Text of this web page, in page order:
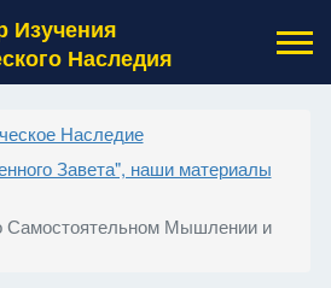
Изучения
Наследия
Наследие
Завета", наши материалы
Самостоятельном Мышлении и